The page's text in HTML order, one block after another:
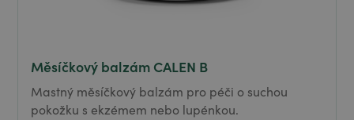
Měsíčkový balzám CALEN B
Mastný měsíčkový balzám pro péči o suchou
pokožku s ekzémem nebo lupénkou.